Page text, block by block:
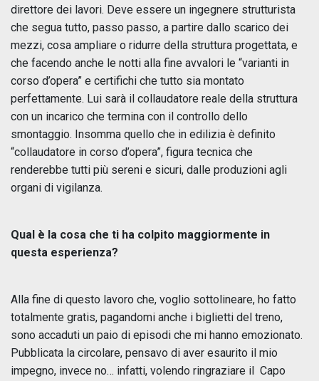
direttore dei lavori. Deve essere un ingegnere strutturista
che segua tutto, passo passo, a partire dallo scarico dei
mezzi, cosa ampliare o ridurre della struttura progettata, e
che facendo anche le notti alla fine avvalori le “varianti in
corso d’opera” e certifichi che tutto sia montato
perfettamente. Lui sarà il collaudatore reale della struttura
con un incarico che termina con il controllo dello
smontaggio. Insomma quello che in edilizia è definito
“collaudatore in corso d’opera”, figura tecnica che
renderebbe tutti più sereni e sicuri, dalle produzioni agli
organi di vigilanza.
Qual è la cosa che ti ha colpito maggiormente in
questa esperienza?
Alla fine di questo lavoro che, voglio sottolineare, ho fatto
totalmente gratis, pagandomi anche i biglietti del treno,
sono accaduti un paio di episodi che mi hanno emozionato.
Pubblicata la circolare, pensavo di aver esaurito il mio
impegno, invece no… infatti, volendo ringraziare il Capo